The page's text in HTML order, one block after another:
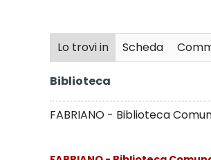
Lo trovi in Scheda
Biblioteca
FABRIANO - Biblioteca